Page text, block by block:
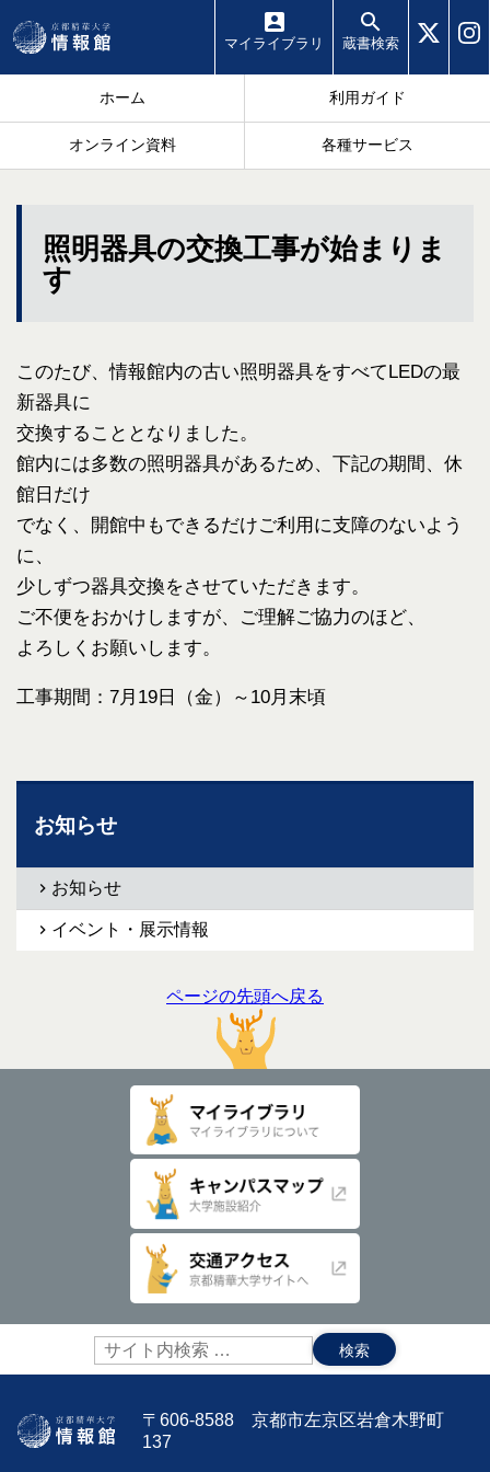
マイ ライブラリ 蔵書検索
ホーム 利用ガイド
オンライン資料 各種サービス
照明器具の交換工事が始まりま
す
このたび、情報館内の古い照明器具をすべてLEDの最
新器具に
交換することとなりました。
館内には多数の照明器具があるため、下記の期間、休
館日だけ
でなく、開館中もできるだけご利用に支障のないよう
に、
少しずつ器具交換をさせていただきます。
ご不便をおかけしますが、ご理解ご協力のほど、
よろしくお願いします。
工事期間：7月19日（金）～10月末頃
お知らせ
お知らせ
イベント・展示情報
ページの先頭へ戻る
サ
イ
ト
検
索:
〒606-8588 京都市左京区岩倉木野町
137